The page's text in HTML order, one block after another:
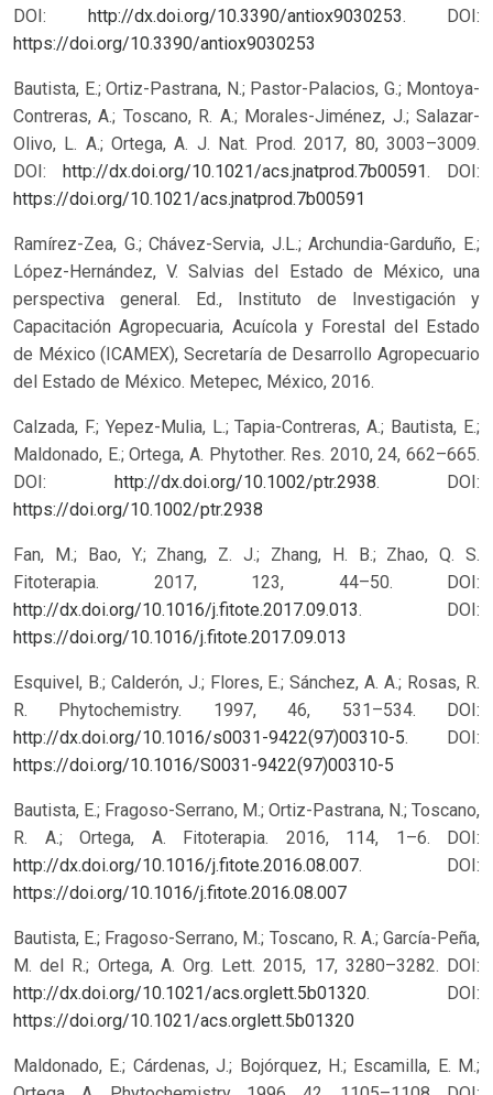
DOI: http://dx.doi.org/10.3390/antiox9030253. DOI:
https://doi.org/10.3390/antiox9030253
Bautista, E.; Ortiz-Pastrana, N.; Pastor-Palacios, G.; Montoya-
Contreras, A.; Toscano, R. A.; Morales-Jiménez, J.; Salazar-
Olivo, L. A.; Ortega, A. J. Nat. Prod. 2017, 80, 3003–3009.
DOI: http://dx.doi.org/10.1021/acs.jnatprod.7b00591. DOI:
https://doi.org/10.1021/acs.jnatprod.7b00591
Ramírez-Zea, G.; Chávez-Servia, J.L.; Archundia-Garduño, E.;
López-Hernández, V. Salvias del Estado de México, una
perspectiva general. Ed., Instituto de Investigación y
Capacitación Agropecuaria, Acuícola y Forestal del Estado
de México (ICAMEX), Secretaría de Desarrollo Agropecuario
del Estado de México. Metepec, México, 2016.
Calzada, F.; Yepez-Mulia, L.; Tapia-Contreras, A.; Bautista, E.;
Maldonado, E.; Ortega, A. Phytother. Res. 2010, 24, 662–665.
DOI: http://dx.doi.org/10.1002/ptr.2938. DOI:
https://doi.org/10.1002/ptr.2938
Fan, M.; Bao, Y.; Zhang, Z. J.; Zhang, H. B.; Zhao, Q. S.
Fitoterapia. 2017, 123, 44–50. DOI:
http://dx.doi.org/10.1016/j.fitote.2017.09.013. DOI:
https://doi.org/10.1016/j.fitote.2017.09.013
Esquivel, B.; Calderón, J.; Flores, E.; Sánchez, A. A.; Rosas, R.
R. Phytochemistry. 1997, 46, 531–534. DOI:
http://dx.doi.org/10.1016/s0031-9422(97)00310-5. DOI:
https://doi.org/10.1016/S0031-9422(97)00310-5
Bautista, E.; Fragoso-Serrano, M.; Ortiz-Pastrana, N.; Toscano,
R. A.; Ortega, A. Fitoterapia. 2016, 114, 1–6. DOI:
http://dx.doi.org/10.1016/j.fitote.2016.08.007. DOI:
https://doi.org/10.1016/j.fitote.2016.08.007
Bautista, E.; Fragoso-Serrano, M.; Toscano, R. A.; García-Peña,
M. del R.; Ortega, A. Org. Lett. 2015, 17, 3280–3282. DOI:
http://dx.doi.org/10.1021/acs.orglett.5b01320. DOI:
https://doi.org/10.1021/acs.orglett.5b01320
Maldonado, E.; Cárdenas, J.; Bojórquez, H.; Escamilla, E. M.;